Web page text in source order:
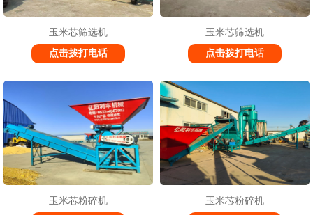
玉米芯筛选机
点击拨打电话
玉米芯筛选机
点击拨打电话
玉米芯粉碎机
玉米芯粉碎机